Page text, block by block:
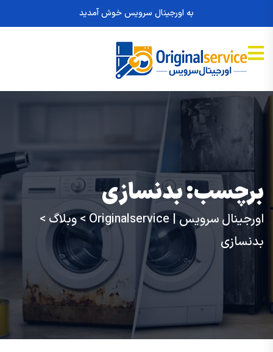
به اورجینال سرویس خوش آمدید
برچسب:بدنسازی
اورجینال سرویس | Originalservice >وبلاگ >
بدنسازی